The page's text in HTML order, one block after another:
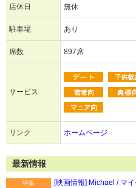
店休日 無休
駐車場 あり
席数 897席
サービス
リンク ホームページ
最新情報
特集 [映画情報] Michael / マ